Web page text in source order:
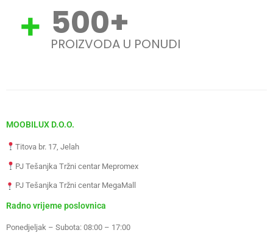
500+
PROIZVODA U PONUDI
MOOBILUX D.O.O.
Titova br. 17, Jelah
PJ Tešanjka Tržni centar Mepromex
PJ Tešanjka Tržni centar MegaMall
Radno vrijeme poslovnica
Ponedjeljak – Subota: 08:00 – 17:00